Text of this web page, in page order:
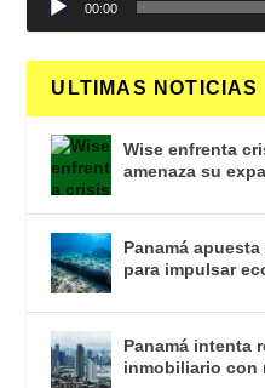
00:00
ULTIMAS NOTICIAS
Wise enfrenta
amenaza su
Panamá
para impulsar
Panamá intenta
inmobiliario con